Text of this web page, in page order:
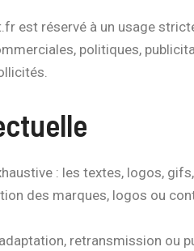
est réservé à un usage
politiques,
: les textes, logos,
des marques, logos ou
retransmission ou